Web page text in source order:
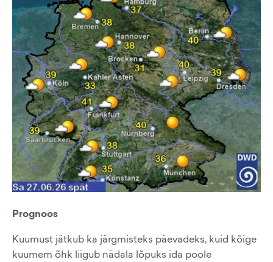
Prognoos
Kuumust jätkub ka järgmisteks päevadeks, kuid kõige
kuumem õhk liigub nädala lõpuks ida poole